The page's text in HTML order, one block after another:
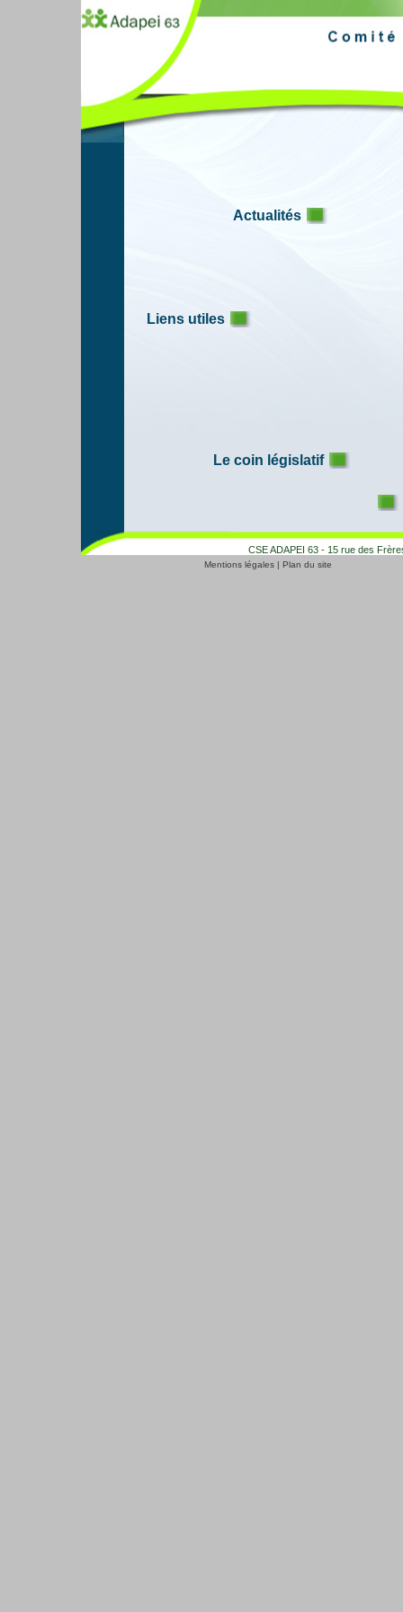
Le coin législatif
Liens utiles
Actualités
CSE ADAPEI 63 - 15 rue des
Mentions légales| Plan du site